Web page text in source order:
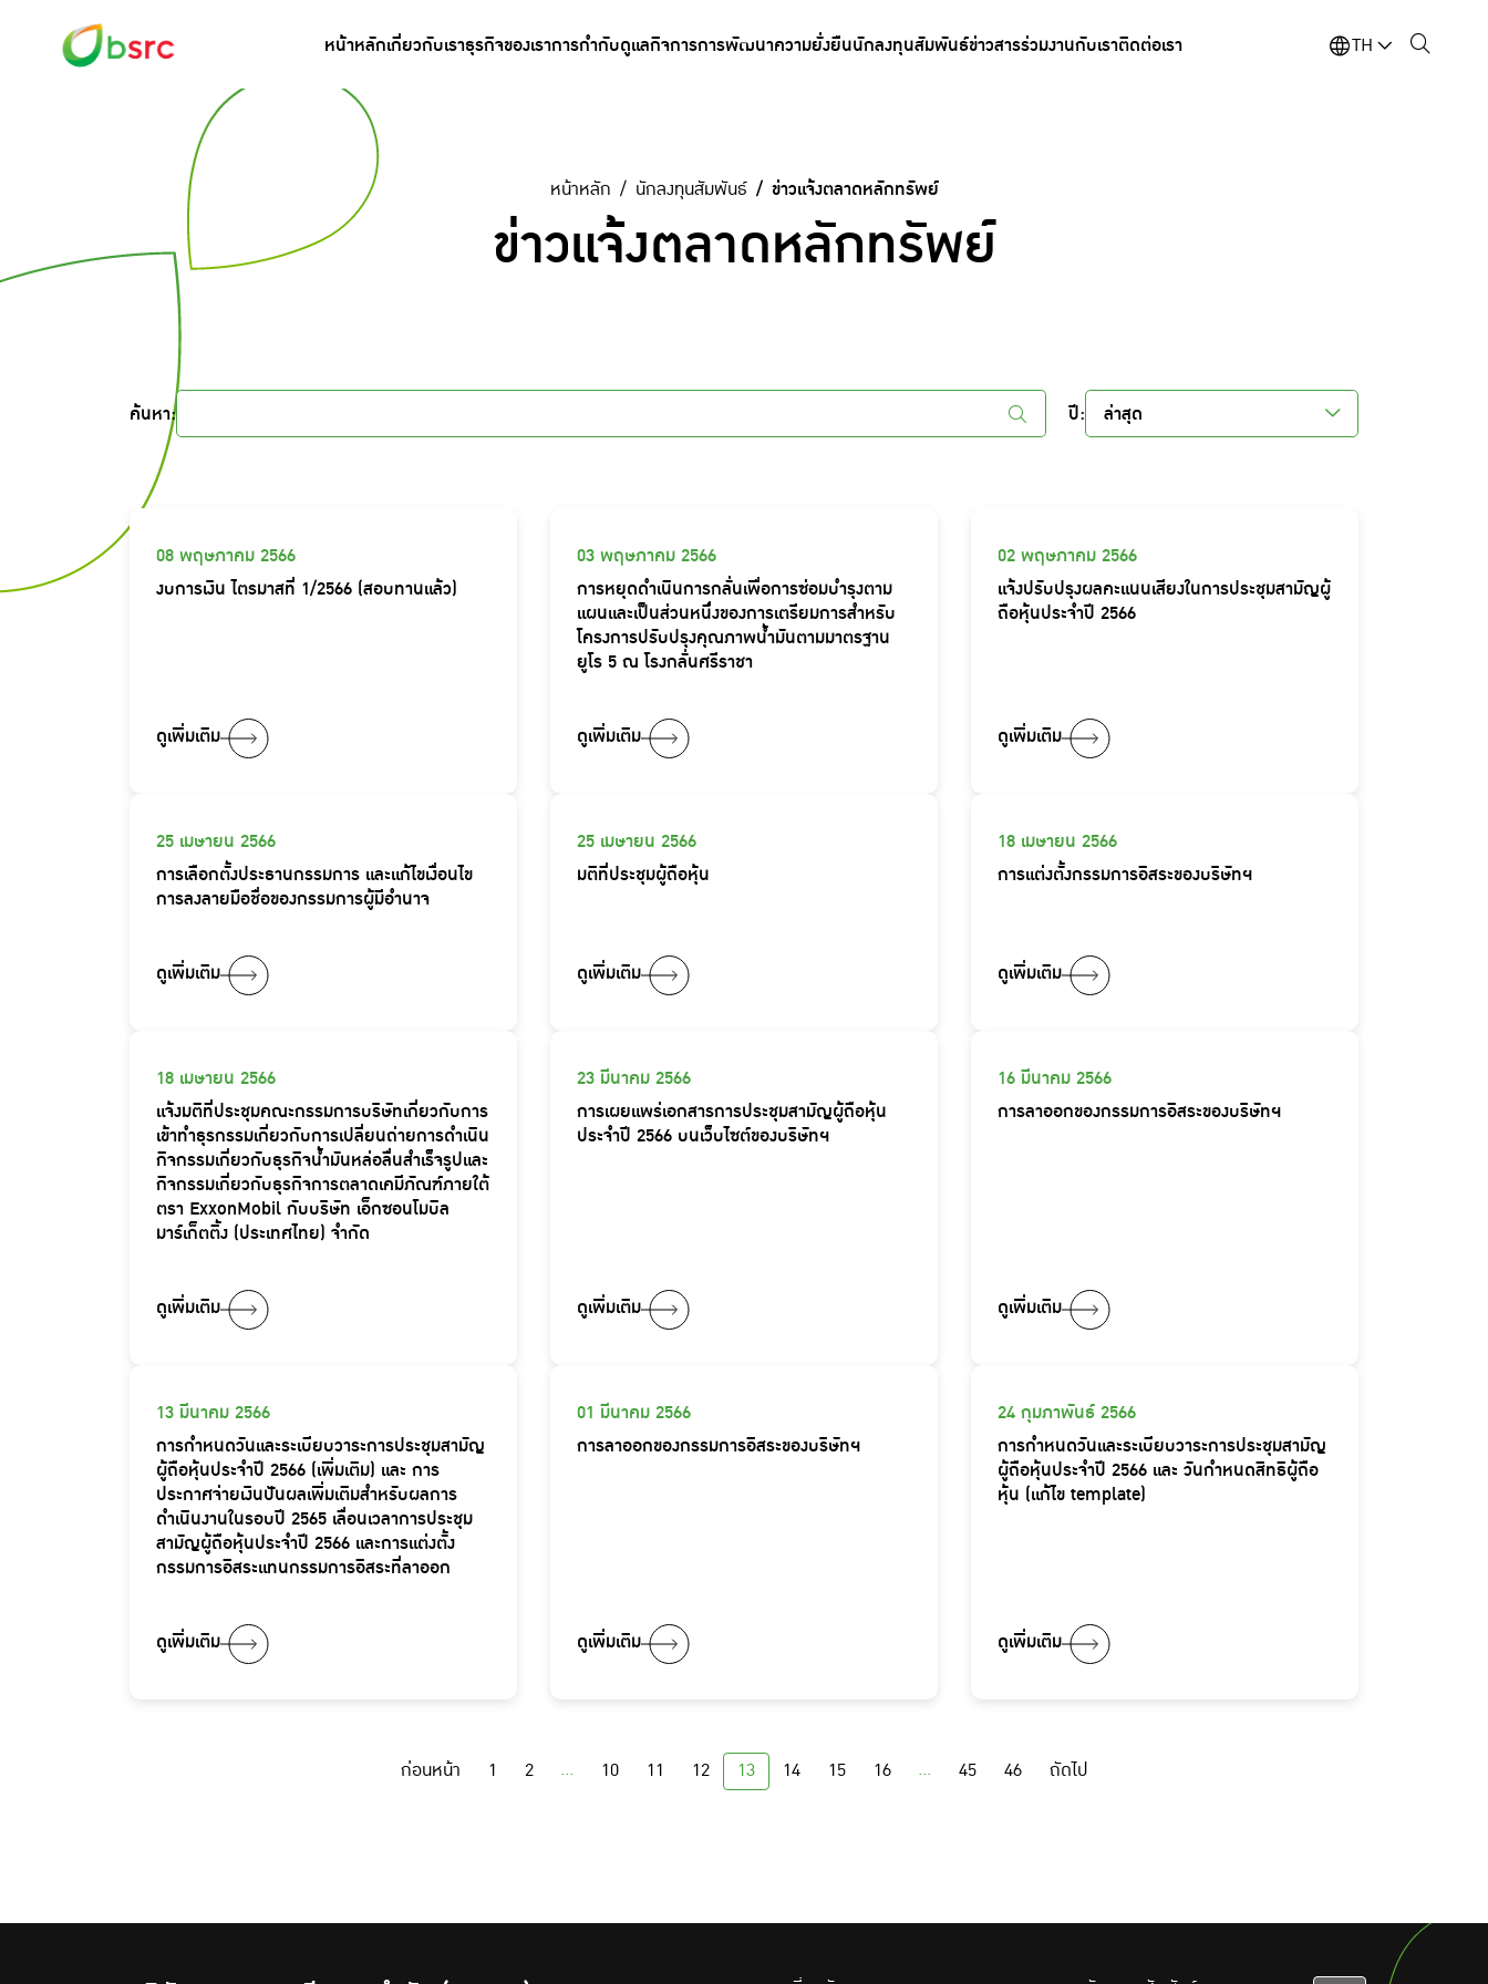
หน้าหลักเกี่ยวกับเราธุรกิจของเราการกำกับดูแลกิจการการพัฒนาความยั่งยืนนักลงทุนสัมพันธ์ข่าวสารร่วมงานกับเราติดต่อเรา TH
หน้าหลัก นักลงทุนสัมพันธ์ ข่าวแจ้งตลาดหลักทรัพย์
ข่าวแจ้งตลาดหลักทรัพย์
ค้นหา: ปี: ล่าสุด
08 พฤษภาคม 2566
งบการเงิน ไตรมาสที่ 1/2566 (สอบทานแล้ว)
ดูเพิ่มเติม
03 พฤษภาคม 2566
การหยุดดำเนินการกลั่นเพื่อการซ่อมบำรุงตาม
แผนและเป็นส่วนหนึ่งของการเตรียมการสำหรับ
โครงการปรับปรุงคุณภาพน้ำมันตามมาตรฐาน
ยูโร 5 ณ โรงกลั่นศรีราชา
ดูเพิ่มเติม
02 พฤษภาคม 2566
แจ้งปรับปรุงผลคะแนนเสียงในการประชุมสามัญผู้
ถือหุ้นประจำปี 2566
ดูเพิ่มเติม
25 เมษายน 2566
การเลือกตั้งประธานกรรมการ และแก้ไขเงื่อนไข
การลงลายมือชื่อของกรรมการผู้มีอำนาจ
ดูเพิ่มเติม
25 เมษายน 2566
มติที่ประชุมผู้ถือหุ้น
ดูเพิ่มเติม
18 เมษายน 2566
การแต่งตั้งกรรมการอิสระของบริษัทฯ
ดูเพิ่มเติม
18 เมษายน 2566
แจ้งมติที่ประชุมคณะกรรมการบริษัทเกี่ยวกับการ
เข้าทำธุรกรรมเกี่ยวกับการเปลี่ยนถ่ายการดำเนิน
กิจกรรมเกี่ยวกับธุรกิจน้ำมันหล่อลื่นสำเร็จรูปและ
กิจกรรมเกี่ยวกับธุรกิจการตลาดเคมีภัณฑ์ภายใต้
ตรา ExxonMobil กับบริษัท เอ็กซอนโมบิล
มาร์เก็ตติ้ง (ประเทศไทย) จำกัด
ดูเพิ่มเติม
23 มีนาคม 2566
การเผยแพร่เอกสารการประชุมสามัญผู้ถือหุ้น
ประจำปี 2566 บนเว็บไซต์ของบริษัทฯ
ดูเพิ่มเติม
16 มีนาคม 2566
การลาออกของกรรมการอิสระของบริษัทฯ
ดูเพิ่มเติม
13 มีนาคม 2566
การกำหนดวันและระเบียบวาระการประชุมสามัญ
ผู้ถือหุ้นประจำปี 2566 (เพิ่มเติม) และ การ
ประกาศจ่ายเงินปันผลเพิ่มเติมสำหรับผลการ
ดำเนินงานในรอบปี 2565 เลื่อนเวลาการประชุม
สามัญผู้ถือหุ้นประจำปี 2566 และการแต่งตั้ง
กรรมการอิสระแทนกรรมการอิสระที่ลาออก
ดูเพิ่มเติม
01 มีนาคม 2566
การลาออกของกรรมการอิสระของบริษัทฯ
ดูเพิ่มเติม
24 กุมภาพันธ์ 2566
การกำหนดวันและระเบียบวาระการประชุมสามัญ
ผู้ถือหุ้นประจำปี 2566 และ วันกำหนดสิทธิผู้ถือ
หุ้น (แก้ไข template)
ดูเพิ่มเติม
ก่อนหน้า 1 2 ... 10 11 12 13 14 15 16 ... 45 46 ถัดไป